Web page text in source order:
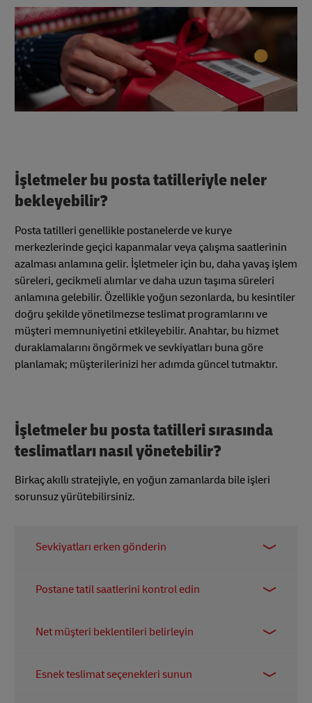
İşletmeler bu posta tatilleriyle neler
bekleyebilir?
Posta tatilleri genellikle postanelerde ve kurye
merkezlerinde geçici kapanmalar veya çalışma saatlerinin
azalması anlamına gelir. İşletmeler için bu, daha yavaş işlem
süreleri, gecikmeli alımlar ve daha uzun taşıma süreleri
anlamına gelebilir. Özellikle yoğun sezonlarda, bu kesintiler
doğru şekilde yönetilmezse teslimat programlarını ve
müşteri memnuniyetini etkileyebilir. Anahtar, bu hizmet
duraklamalarını öngörmek ve sevkiyatları buna göre
planlamak; müşterilerinizi her adımda güncel tutmaktır.
İşletmeler bu posta tatilleri sırasında
teslimatları nasıl yönetebilir?
Birkaç akıllı stratejiyle, en yoğun zamanlarda bile işleri
sorunsuz yürütebilirsiniz.
Sevkiyatları erken gönderin
biri, paketinizi posta son tarihlerinden çok önce
az stres ve siparişlerinizin zamanında gelme
Postane tatil saatlerini kontrol edin
hatta aynı ülke içinde bile. Bazıları tam bir gün
çalışabilir. Göndermeden önce, yerel posta tatil
Net müşteri beklentileri belirleyin
gecikmeler hakkında bilgi verin ve teslimat
Esnek teslimat seçenekleri sunun